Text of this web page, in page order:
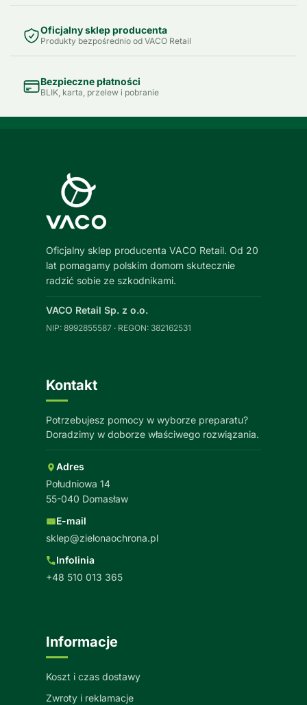
Oficjalny sklep producenta
Produkty bezpośrednio od VACO Retail
Bezpieczne płatności
BLIK, karta, przelew i pobranie
Oficjalny sklep producenta VACO Retail. Od 20
lat pomagamy polskim domom skutecznie
radzić sobie ze szkodnikami.
VACO Retail Sp. z o.o.
NIP: 8992855587 · REGON: 382162531
Kontakt
Potrzebujesz pomocy w wyborze preparatu?
Doradzimy w doborze właściwego rozwiązania.
Adres
Południowa 14
55-040 Domasław
E-mail
sklep@zielonaochrona.pl
Infolinia
+48 510 013 365
Informacje
Koszt i czas dostawy
Zwroty i reklamacje